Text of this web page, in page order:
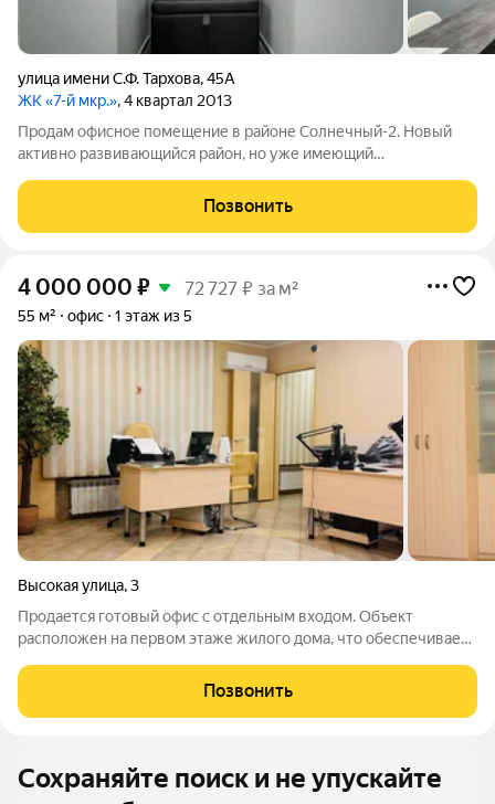
улица имени С.Ф. Тархова,45А
ЖК «7-й мкр.», 4 квартал 2013
Пpoдaм офисное помещение в районе Солнечный-2. Новый
активно развивающийся район, но уже имеющий
Разбито на основное помещения, кухонную зону и сан.узел.
Расположено на 1-м этaже, оборудован
Позвонить
4 000 000 ₽ 72 727 ₽ за м²
55 м² офис 1 этаж из 5
Высокая улица,3
Продается готовый офис с отдельным входом. Объект
расположен на первом этаже жилого дома, что обеспечивает
Помещение полностью функционально: здесь есть санузел с
душевой кабиной, зона для приема
Позвонить
Сохраняйте поиск и не упускайте